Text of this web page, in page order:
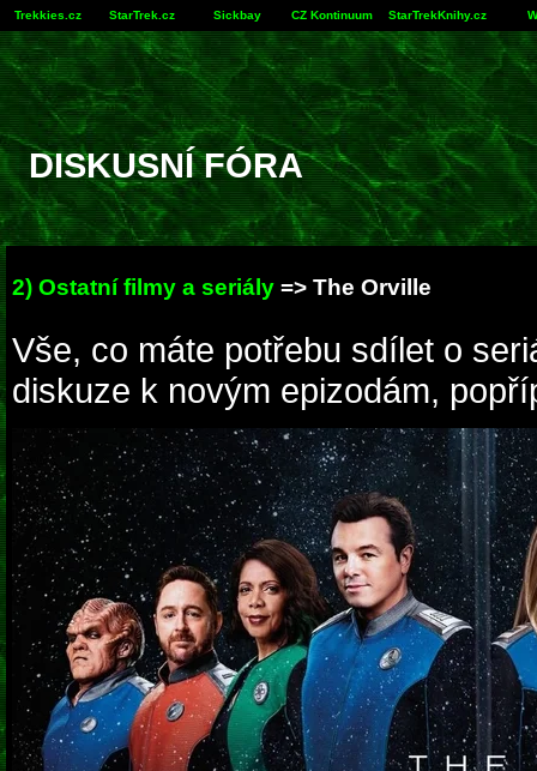
Trekkies.cz StarTrek.cz Sickbay CZ Kontinuum StarTrekKnihy.cz
DISKUSNÍ FÓRA
2) Ostatní filmy a seriály => The Orville
Vše, co máte potřebu sdílet o
diskuze k novým epizodám,